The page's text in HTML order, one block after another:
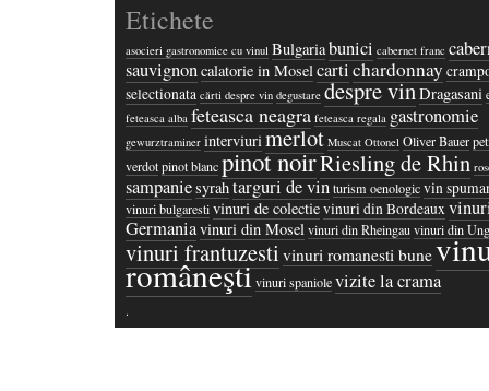
Etichete
asocieri gastronomice cu vinul Bulgariabunici cabernet franc
sauvignoncalatorie in Mosel cartichardonnay
selectionata cărti despre vin degustare despre vinDragasani
feteasca alba feteasca neagra feteasca regala gastronomie
gewurztraminer interviuri merlot Muscat Ottonel Oliver Bauer
verdotpinot blancpinot noirRiesling de Rhin
sampaniesyrahtarguri de vinturism oenologicvin
vinuri bulgarestivinuri de colectievinuri din Bordeaux
Germaniavinuri din Mosel vinuri din Rheingauvinuri din
vinuri frantuzesti vinuri romanesti bune
româneştivinuri spaniolevizite la crama
·